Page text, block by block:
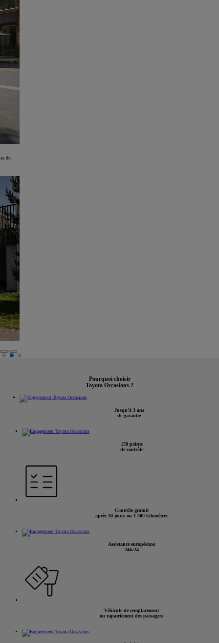
du
Pourquoi choisir
Toyota Occasions ?
Jusqu'à 3 ans
de garantie
150 points
de contrôle
Contrôle gratuit
après 30 jours ou 1 500 kilomètres
Assistance européenne
24h/24
Véhicule de remplacement
ou rapatriement des passagers